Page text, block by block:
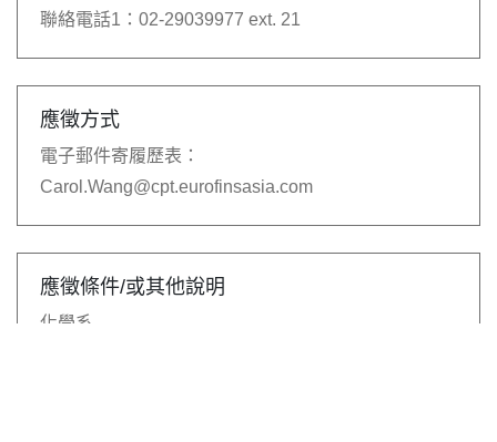
聯絡電話1： 02-29039977 ext. 21
應徵方式
電子郵件寄履歷表：
Carol.Wang@cpt.eurofinsasia.com
應徵條件/或其他說明
化學系